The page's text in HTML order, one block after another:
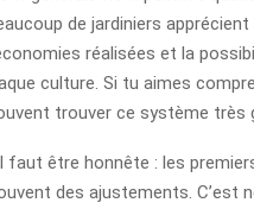
de jardiniers
réalisées et la
culture. Si tu aimes
trouver ce système très
faut être honnête : les
des ajustements. C’est